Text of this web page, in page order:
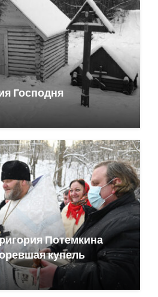
Господня
Потемкина
купель